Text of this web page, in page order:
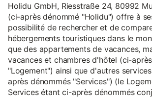
Holidu GmbH, Riesstraße 24, 80992
(ci-après dénommé "Holidu") offre à
possibilité de rechercher et de
hébergements touristiques dans le
que des appartements de vacances,
vacances et chambres d'hôtel (ci-
"Logement") ainsi que d'autres
après dénommés "Services") (le
Services étant ci-après dénommés